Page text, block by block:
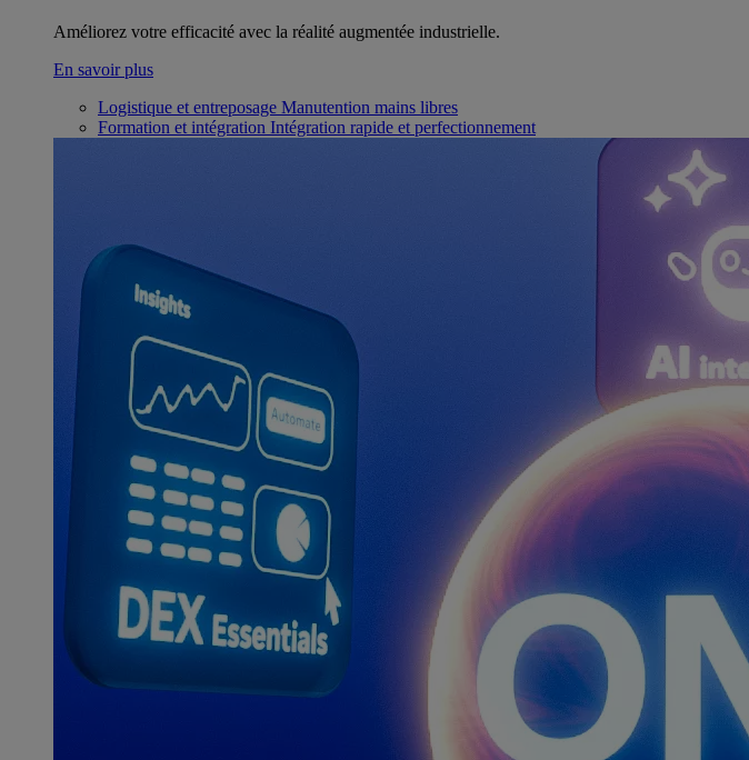
Améliorez votre efficacité avec la réalité augmentée industrielle.
En savoir plus
Logistique et entreposage Manutention mains libres
Formation et intégration Intégration rapide et perfectionnement